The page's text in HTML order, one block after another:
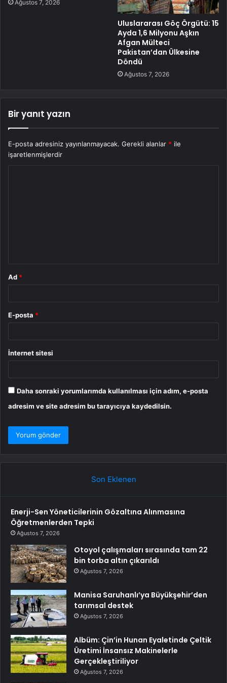
Ağustos 7, 2026
Uluslararası Göç Örgütü: 15
Ayda 1,6 Milyonu Aşkın
Afgan Mülteci
Pakistan’dan Ülkesine
Döndü
Ağustos 7, 2026
Bir yanıt yazın
E-posta adresiniz yayınlanmayacak. Gerekli alanlar * ile
işaretlenmişlerdir
Ad *
E-posta *
İnternet sitesi
Daha sonraki yorumlarımda kullanılması için adım, e-posta
adresim ve site adresim bu tarayıcıya kaydedilsin.
Son Eklenen
Enerji-Sen Yöneticilerinin Gözaltına Alınmasına
Öğretmenlerden Tepki
Ağustos 7, 2026
Otoyol çalışmaları sırasında tam 22
bin torba altın çıkarıldı
Ağustos 7, 2026
Manisa Saruhanlı’ya Büyükşehir’den
tarımsal destek
Ağustos 7, 2026
Albüm: Çin’in Hunan Eyaletinde Çeltik
Üretimi İnsansız Makinelerle
Gerçekleştiriliyor
Ağustos 7, 2026